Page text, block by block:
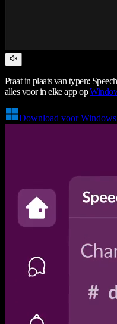
Praat in plaats van typen:
alles voor in elke app op
Download voor Windows